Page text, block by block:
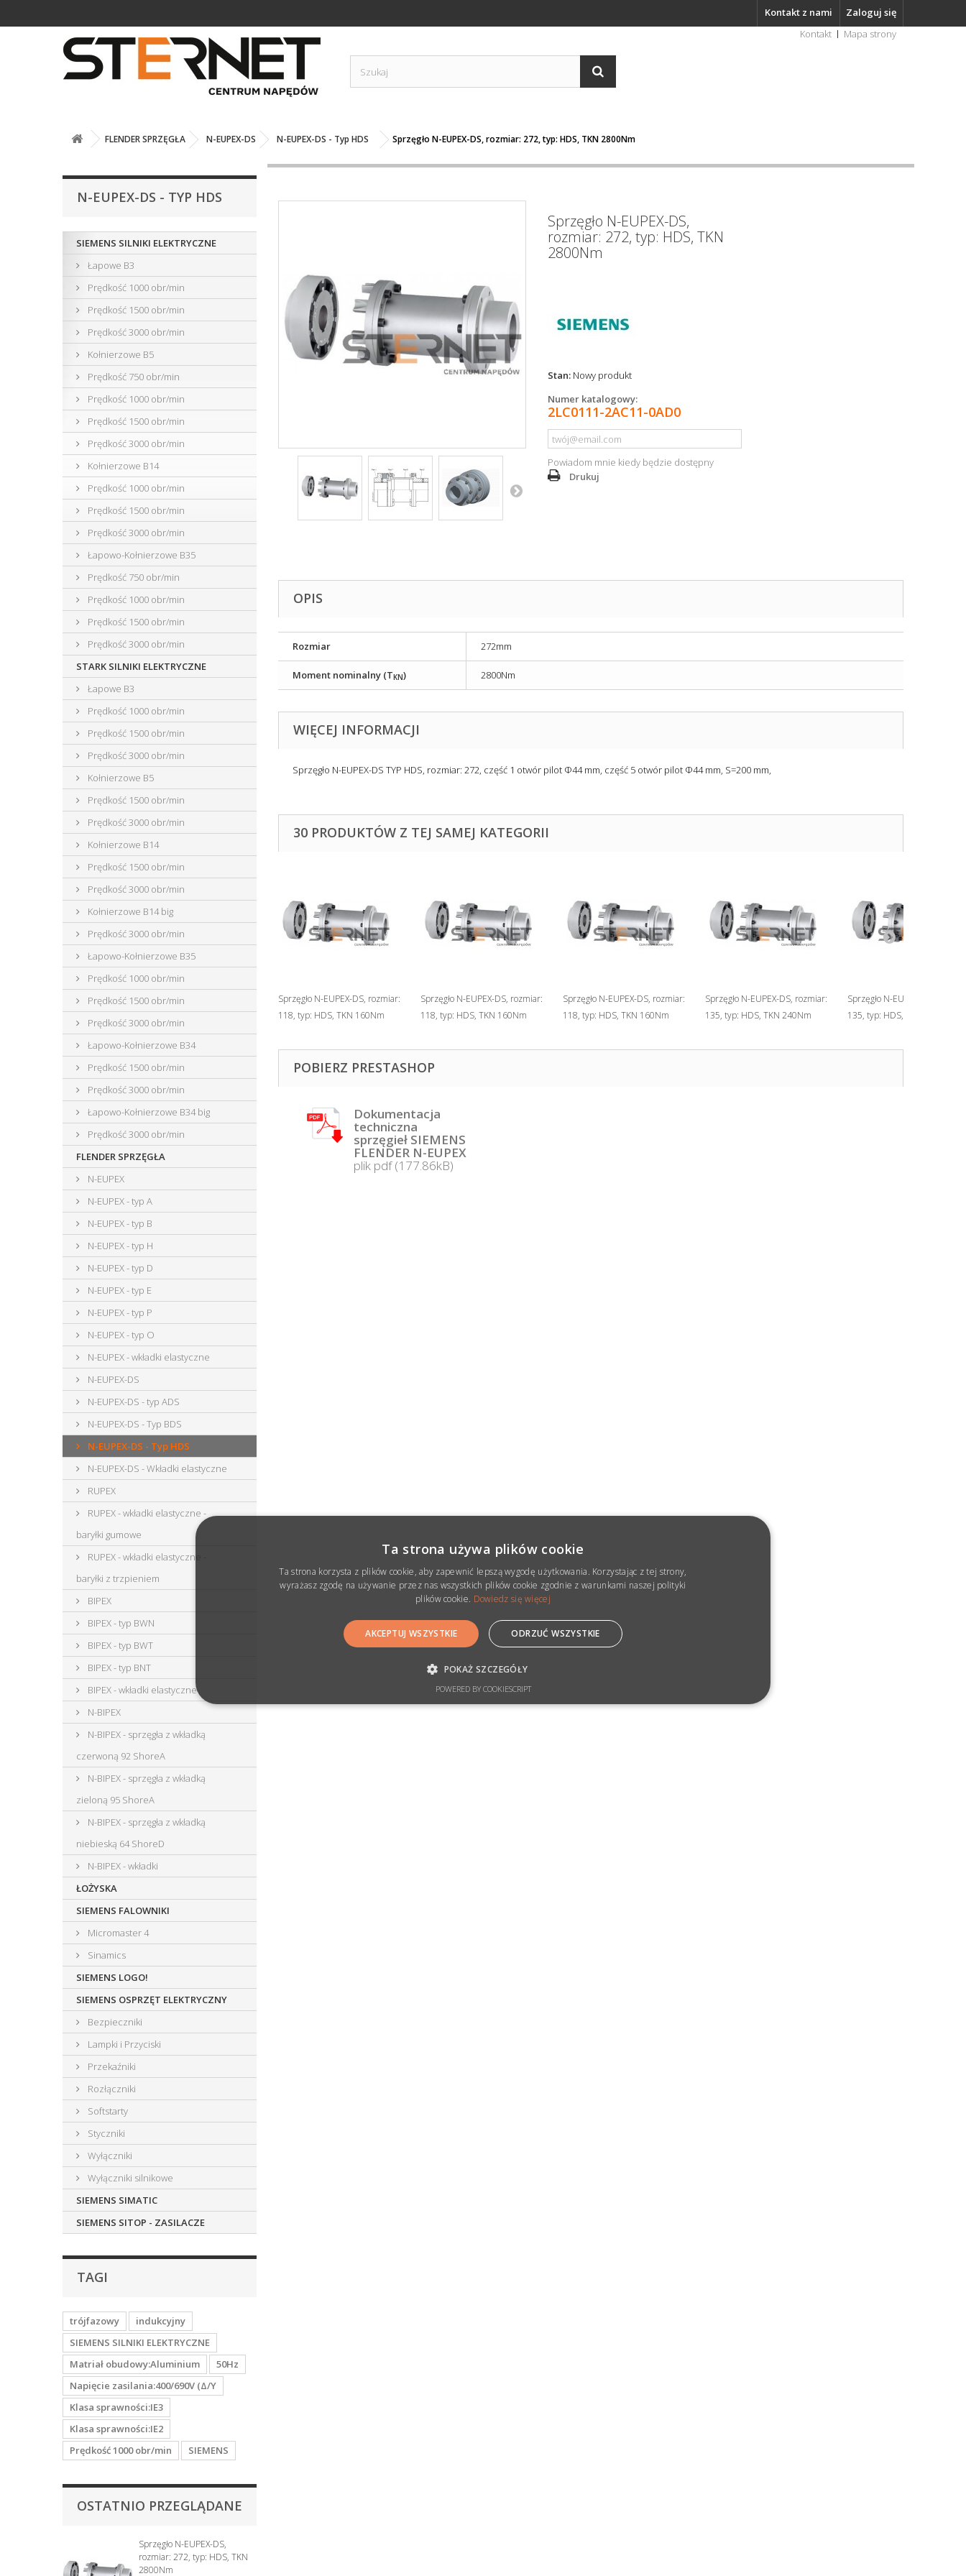
Zaloguj się
Kontakt z nami
Kontakt
Mapa strony
FLENDER SPRZĘGŁA N-EUPEX-DS N-EUPEX-DS - Typ HDS Sprzęgło N-EUPEX-DS, rozmiar: 272, typ: HDS, TKN 2800Nm
N-EUPEX-DS - TYP HDS
SIEMENS SILNIKI ELEKTRYCZNE
Łapowe B3
Prędkość 1000 obr/min
Prędkość 1500 obr/min
Prędkość 3000 obr/min
Kołnierzowe B5
Prędkość 750 obr/min
Prędkość 1000 obr/min
Prędkość 1500 obr/min
Prędkość 3000 obr/min
Kołnierzowe B14
Prędkość 1000 obr/min
Prędkość 1500 obr/min
Prędkość 3000 obr/min
Łapowo-Kołnierzowe B35
Prędkość 750 obr/min
Prędkość 1000 obr/min
Prędkość 1500 obr/min
Prędkość 3000 obr/min
STARK SILNIKI ELEKTRYCZNE
Łapowe B3
Prędkość 1000 obr/min
Prędkość 1500 obr/min
Prędkość 3000 obr/min
Kołnierzowe B5
Prędkość 1500 obr/min
Prędkość 3000 obr/min
Kołnierzowe B14
Prędkość 1500 obr/min
Prędkość 3000 obr/min
Kołnierzowe B14 big
Prędkość 3000 obr/min
Łapowo-Kołnierzowe B35
Prędkość 1000 obr/min
Prędkość 1500 obr/min
Prędkość 3000 obr/min
Łapowo-Kołnierzowe B34
Prędkość 1500 obr/min
Prędkość 3000 obr/min
Łapowo-Kołnierzowe B34 big
Prędkość 3000 obr/min
FLENDER SPRZĘGŁA
N-EUPEX
N-EUPEX - typ A
N-EUPEX - typ B
N-EUPEX - typ H
N-EUPEX - typ D
N-EUPEX - typ E
N-EUPEX - typ P
N-EUPEX - typ O
N-EUPEX - wkładki elastyczne
N-EUPEX-DS
N-EUPEX-DS - typ ADS
N-EUPEX-DS - Typ BDS
N-EUPEX-DS - Typ HDS
N-EUPEX-DS - Wkładki elastyczne
RUPEX
RUPEX - wkładki elastyczne -
baryłki gumowe
RUPEX - wkładki elastyczne -
baryłki z trzpieniem
BIPEX
BIPEX - typ BWN
BIPEX - typ BWT
BIPEX - typ BNT
BIPEX - wkładki elastyczne
N-BIPEX
N-BIPEX - sprzęgła z wkładką
czerwoną 92 ShoreA
N-BIPEX - sprzęgła z wkładką
zieloną 95 ShoreA
N-BIPEX - sprzęgła z wkładką
niebieską 64 ShoreD
N-BIPEX - wkładki
ŁOŻYSKA
SIEMENS FALOWNIKI
Micromaster 4
Sinamics
SIEMENS LOGO!
SIEMENS OSPRZĘT ELEKTRYCZNY
Bezpieczniki
Lampki i Przyciski
Przekaźniki
Rozłączniki
Softstarty
Styczniki
Wyłączniki
Wyłączniki silnikowe
SIEMENS SIMATIC
SIEMENS SITOP - ZASILACZE
TAGI
trójfazowy
indukcyjny
SIEMENS SILNIKI ELEKTRYCZNE
Matriał obudowy:Aluminium
50Hz
Napięcie zasilania:400/690V (Δ/Y
Klasa sprawności:IE3
Klasa sprawności:IE2
Prędkość 1000 obr/min
SIEMENS
OSTATNIO PRZEGLĄDANE
Sprzęgło N-EUPEX-DS,
rozmiar: 272, typ: HDS, TKN
2800Nm
Sprzęgło N-EUPEX-DS,
rozmiar: 272, typ: HDS, TKN
2800Nm
Stan: Nowy produkt
Numer katalogowy:
2LC0111-2AC11-0AD0
Powiadom mnie kiedy będzie dostępny
Drukuj
OPIS
Rozmiar 272mm
Moment nominalny (T KN) 2800Nm
WIĘCEJ INFORMACJI
Sprzęgło N-EUPEX-DS TYP HDS, rozmiar: 272, część 1 otwór pilot Φ44 mm, część 5 otwór pilot Φ44 mm, S=200 mm,
30 PRODUKTÓW Z TEJ SAMEJ KATEGORII
Sprzęgło N-EUPEX-DS, rozmiar:
118, typ: HDS, TKN 160Nm
Sprzęgło N-EUPEX-DS, rozmiar:
118, typ: HDS, TKN 160Nm
Sprzęgło N-EUPEX-DS, rozmiar:
118, typ: HDS, TKN 160Nm
Sprzęgło N-EUPEX-DS, rozmiar:
135, typ: HDS, TKN 240Nm
Sprzęgło N-EUPEX-DS,
135, typ: HDS, TKN 240Nm
POBIERZ PRESTASHOP
Dokumentacja
techniczna
sprzęgieł SIEMENS
FLENDER N-EUPEX
plik pdf (177.86kB)
Ta strona używa plików cookie
Ta strona korzysta z plików cookie, aby zapewnić lepszą wygodę użytkowania. Korzystając z tej strony,
wyrażasz zgodę na używanie przez nas wszystkich plików cookie zgodnie z warunkami naszej polityki
plików cookie. Dowiedz się więcej
AKCEPTUJ WSZYSTKIE ODRZUĆ WSZYSTKIE
POKAŻ SZCZEGÓŁY
POWERED BY COOKIESCRIPT